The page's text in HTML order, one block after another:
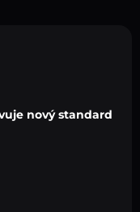
nový standard